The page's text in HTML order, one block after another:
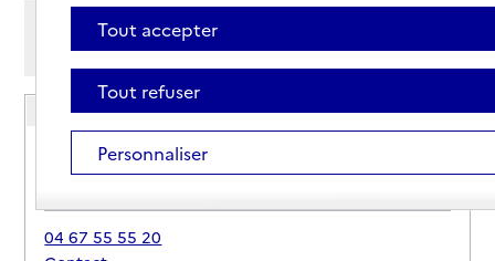
Afficher les résultats par:
Mode liste
Mode carte
EHPAD Yves Couzy
Adresse
Rue Pierre de Coubertin
34725-Saint-André-de-Sangonis
04 67 55 55 20
Tout accepter
Tout refuser
Personnaliser